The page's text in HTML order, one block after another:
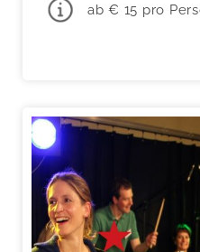
ab € 15 pro